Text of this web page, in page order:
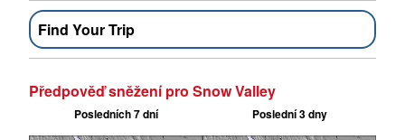
Find Your Trip
Předpověď sněžení pro Snow Valley
Posledních 7 dní Poslední 3 dny